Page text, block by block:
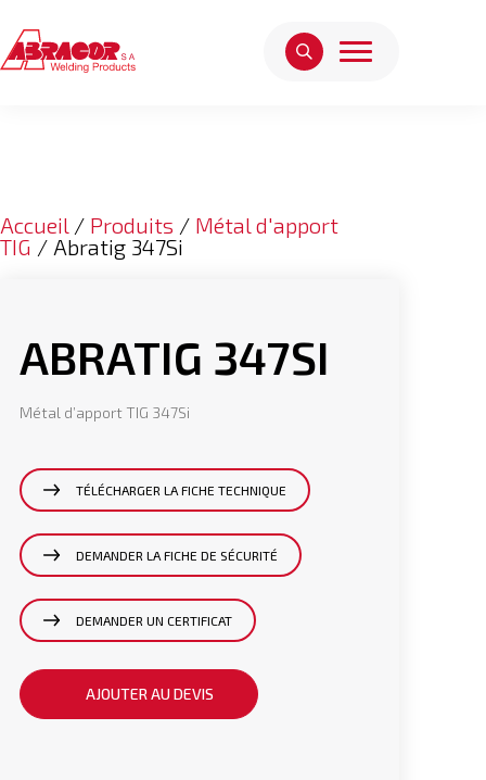
Accueil / Produits / Métal d'apport
TIG / Abratig 347Si
ABRATIG 347SI
Métal d’apport TIG 347Si
TÉLÉCHARGER LA FICHE TECHNIQUE
DEMANDER LA FICHE DE SÉCURITÉ
DEMANDER UN CERTIFICAT
AJOUTER AU DEVIS